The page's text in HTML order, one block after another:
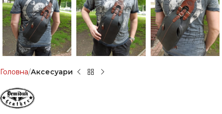
Головна Аксесуари